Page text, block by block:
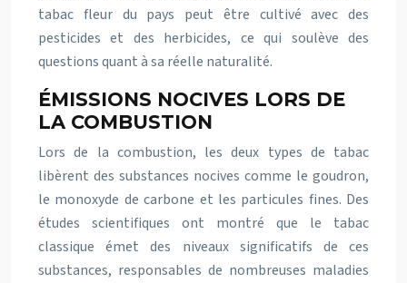
tabac fleur du pays peut être cultivé avec des
pesticides et des herbicides, ce qui soulève des
questions quant à sa réelle naturalité.
ÉMISSIONS NOCIVES LORS DE
LA COMBUSTION
Lors de la combustion, les deux types de tabac
libèrent des substances nocives comme le goudron,
le monoxyde de carbone et les particules fines. Des
études scientifiques ont montré que le tabac
classique émet des niveaux significatifs de ces
substances, responsables de nombreuses maladies